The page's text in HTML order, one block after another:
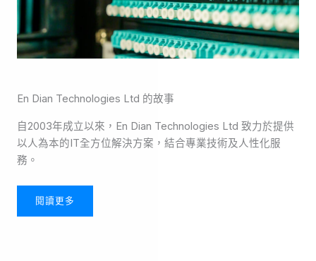
En Dian Technologies Ltd 的故事
自2003年成立以來，En Dian Technologies Ltd 致力於提供
以人為本的IT全方位解決方案，結合專業技術及人性化服
務。
閱讀更多